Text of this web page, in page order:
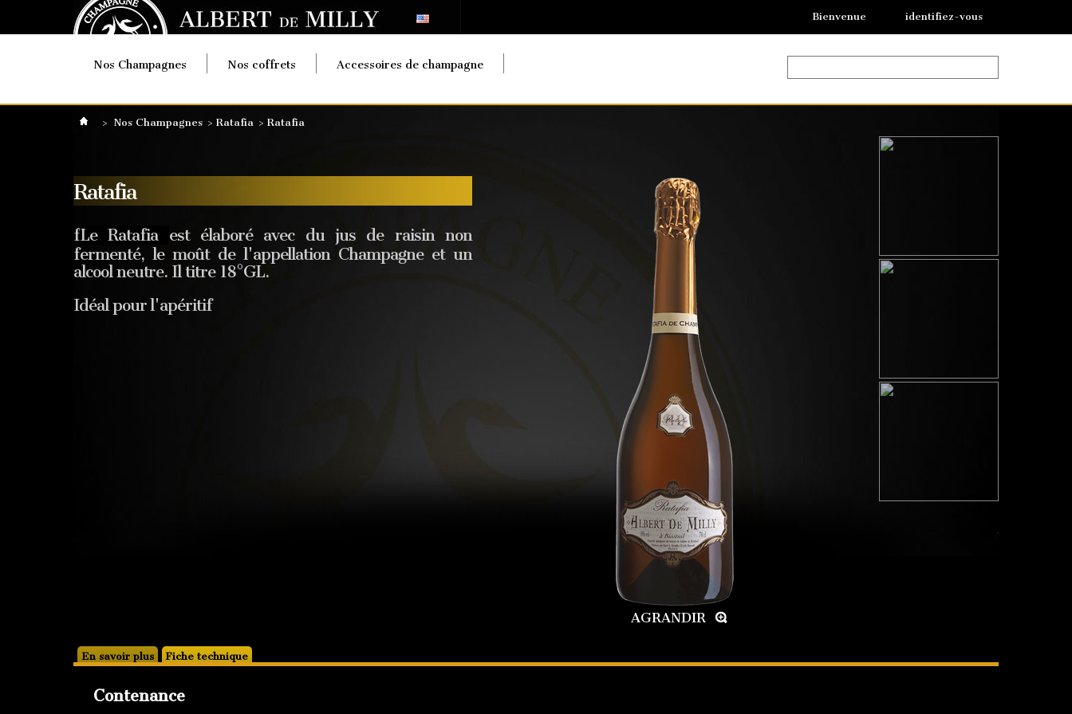
Bienvenue identifiez-vous
Nos Champagnes Nos coffrets Accessoires de champagne
> Nos Champagnes > Ratafia > Ratafia
Ratafia
fLe Ratafia est élaboré avec du jus de raisin non
fermenté, le moût de l'appellation Champagneet un
alcool neutre. Il titre 18°GL.
Idéal pour l'apéritif
AGRANDIR
En savoir plus Fiche technique
Contenance